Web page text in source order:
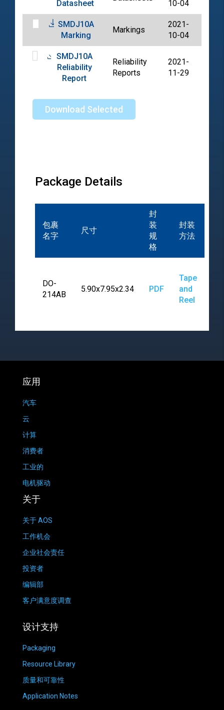
Datasheet
10-04
SMDJ10A
Marking
Markings
2021-
10-04
SMDJ10A
Reliability
Report
Reliability
Reports
2021-
11-29
Download Selected
Package Details
包裹
名字
尺寸
封
装
规
格
封装
方法
DO-
214AB
5.90x7.95x2.34 PDF
Tape
and
Reel
应用
汽车
云
计算
消费者
工业的
电机驱动
关于
关于 AOS
工作机会
企业社会责任
投资者
编辑部
客户满意度调查
设计支持
Packaging
Resource Library
质量和可靠性
Application Notes